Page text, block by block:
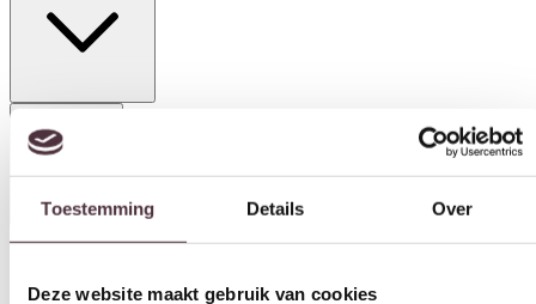
Toestemming Over
Deze website maakt gebruik van cookies
We gebruiken cookies om content en advertenties te
Materiaal